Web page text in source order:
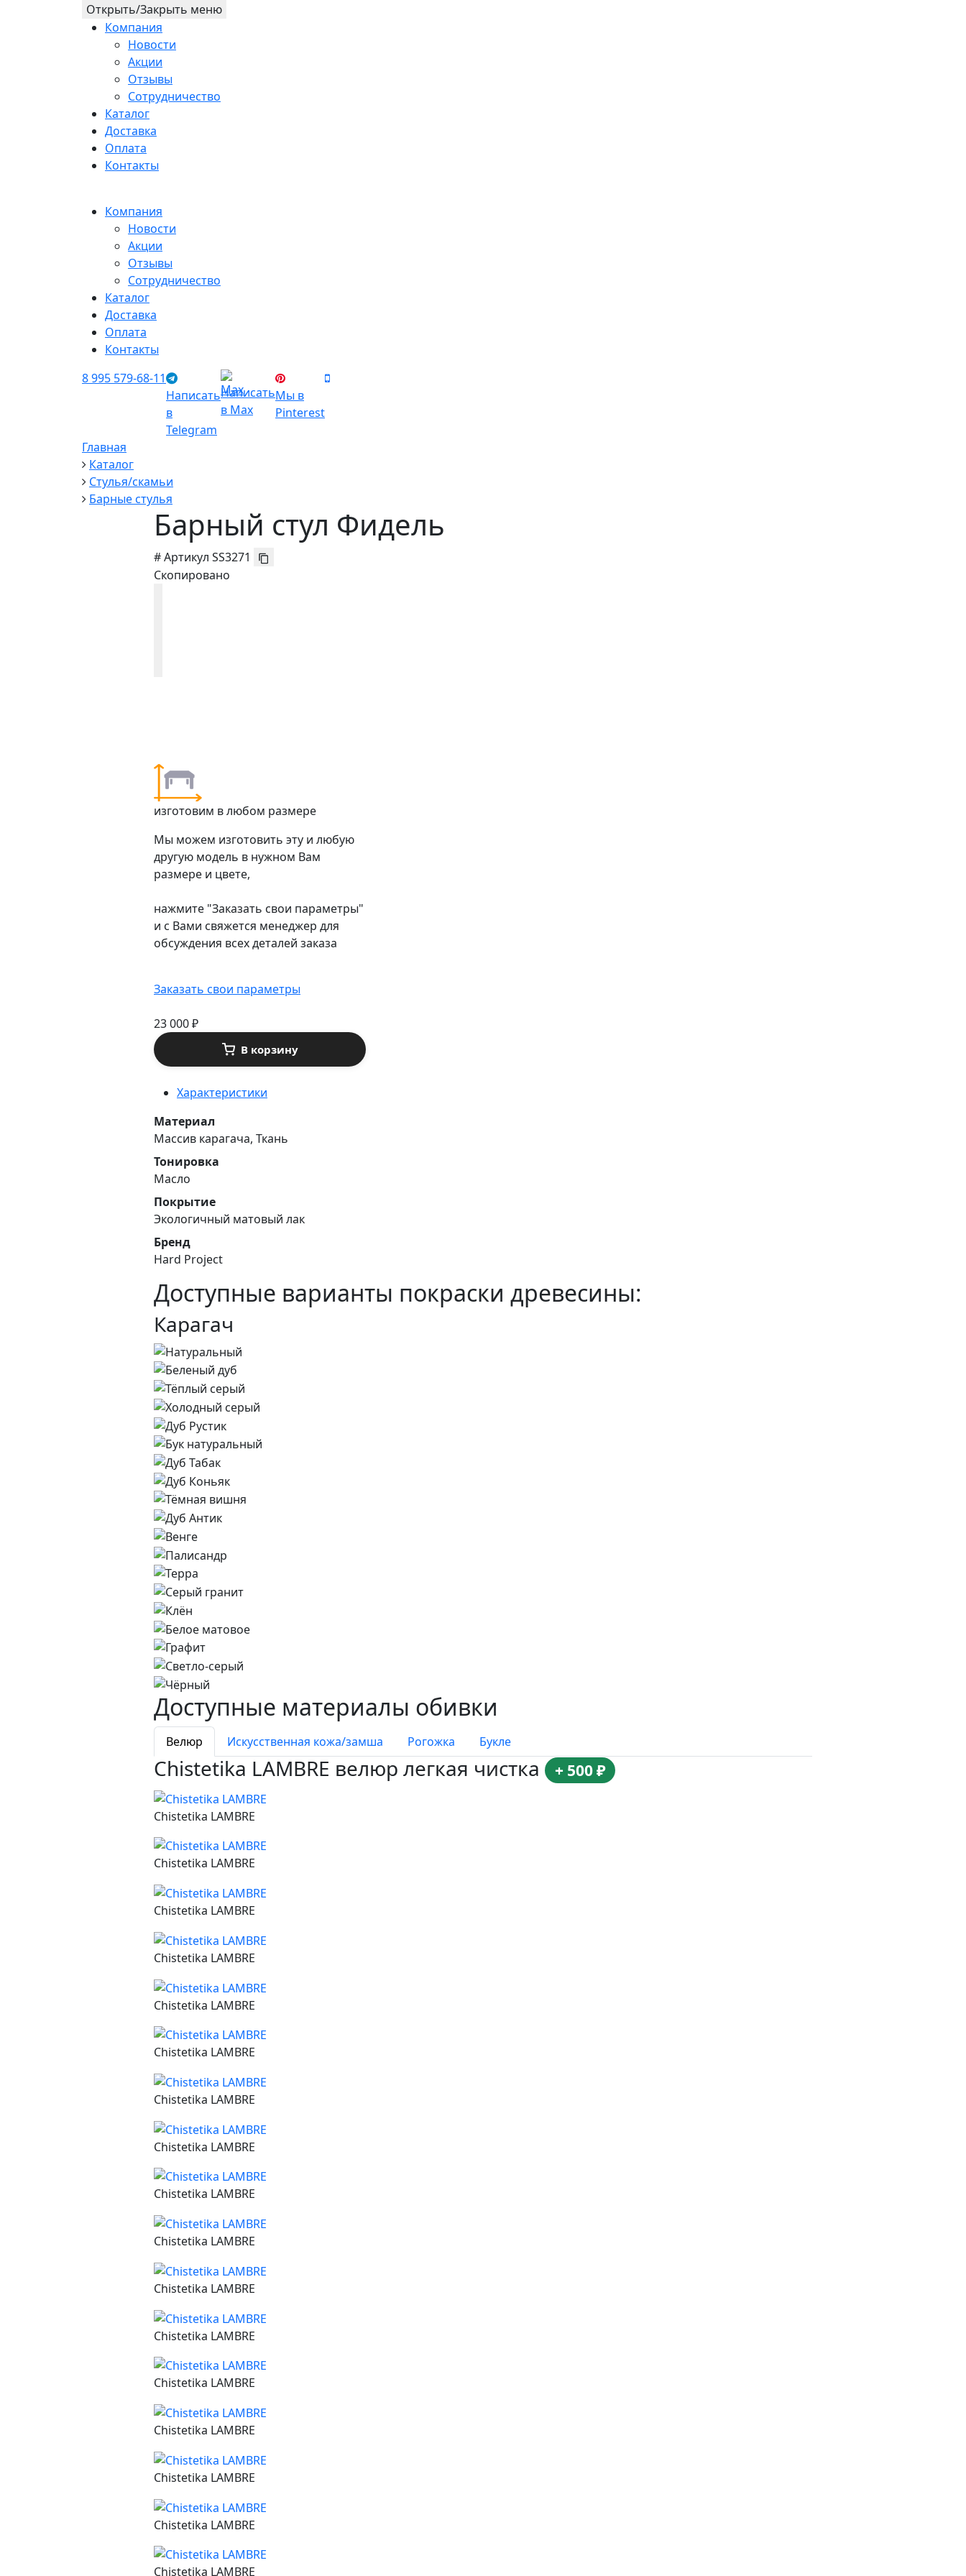
Открыть/Закрыть меню
Компания
Новости
Акции
Отзывы
Сотрудничество
Каталог
Доставка
Оплата
Контакты
Компания
Новости
Акции
Отзывы
Сотрудничество
Каталог
Доставка
Оплата
Контакты
8 995 579-68-11
Написать
в
Telegram
Написать
в Max
Мы в
Pinterest
Главная
Каталог
Стулья/скамьи
Барные стулья
Барный стул Фидель
#Артикул SS3271
Скопировано
изготовим в любом размере
Мы можем изготовить эту и любую
другую модель в нужном Вам
размере и цвете,
нажмите "Заказать свои параметры"
и с Вами свяжется менеджер для
обсуждения всех деталей заказа
Заказать свои параметры
23 000₽
В корзину
Характеристики
Материал
Массив карагача, Ткань
Тонировка
Масло
Покрытие
Экологичный матовый лак
Бренд
Hard Project
Доступные варианты покраски древесины:
Карагач
Доступные материалы обивки
Велюр Искусственная кожа/замша Рогожка Букле
Chistetika LAMBRE велюр легкая чистка + 500 ₽
Chistetika LAMBRE
Chistetika LAMBRE
Chistetika LAMBRE
Chistetika LAMBRE
Chistetika LAMBRE
Chistetika LAMBRE
Chistetika LAMBRE
Chistetika LAMBRE
Chistetika LAMBRE
Chistetika LAMBRE
Chistetika LAMBRE
Chistetika LAMBRE
Chistetika LAMBRE
Chistetika LAMBRE
Chistetika LAMBRE
Chistetika LAMBRE
Chistetika LAMBRE